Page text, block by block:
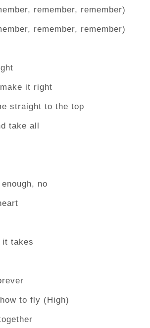
remember, remember)
remember, remember)
it right
straight to the top
take all
no
it takes
to fly (High)